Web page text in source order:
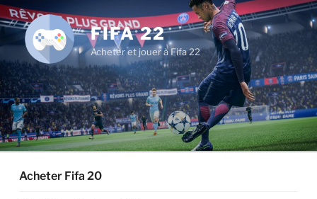
Aller
au
contenu
principal
FIFA 22
Acheter et jouer à Fifa 22
Acheter Fifa 20